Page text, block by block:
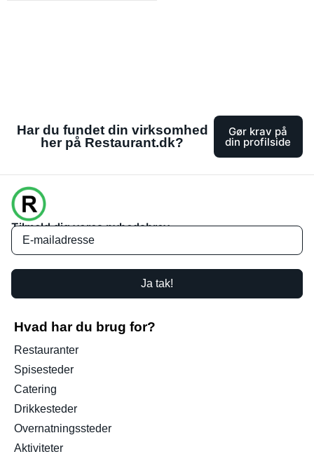
Har du fundet din virksomhed
her på Restaurant.dk?
Gør krav på
din profilside
Tilmeld dig vores nyhedsbrev
Ja tak!
Hvad har du brug for?
Restauranter
Spisesteder
Catering
Drikkesteder
Overnatningssteder
Aktiviteter